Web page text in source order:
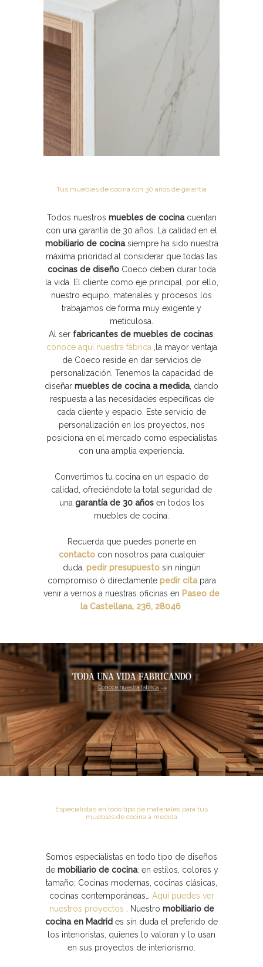
Tus muebles de cocina con 30 años de garantía
Todos nuestros muebles de cocinacuentan
con una garantía de 30 años. La calidad en el
mobiliario de cocinasiempre ha sido nuestra
máxima prioridad al considerar que todas las
cocinas de diseñoCoeco deben durar toda
la vida. El cliente como eje principal, por ello,
nuestro equipo, materiales y procesos los
trabajamos de forma muy exigente y
meticulosa.
Al ser fabricantes de muebles de cocinas,
conoce aquí nuestra fábrica,la mayor ventaja
de Coeco reside en dar servicios de
personalización. Tenemos la capacidad de
diseñar muebles de cocina a medida, dando
respuesta a las necesidades específicas de
cada cliente y espacio. Este servicio de
personalización en los proyectos, nos
posiciona en el mercado como especialistas
con una amplia experiencia.
Convertimos tu cocina en un espacio de
calidad, ofreciéndote la total seguridad de
unagarantía de 30 añosen todos los
muebles de cocina.
Recuerda que puedes ponerte en
contacto con nosotros para cualquier
duda, pedir presupuestosin ningún
compromiso ó directamente pedir citapara
venir a vernos a nuestras oficinas en Paseo de
la Castellana, 236, 28046.
Especialistas en todo tipo de materiales para tus
muebles de cocina a medida
Somos especialistas en todo tipo de diseños
de mobiliario de cocina: en estilos, colores y
tamaño; Cocinas modernas, cocinas clásicas,
cocinas contemporáneas… Aquí puedes ver
nuestros proyectos . Nuestro mobiliario de
cocina en Madrid es sin duda el preferido de
los interioristas, quienes lo valoran y lo usan
en sus proyectos de interiorismo.